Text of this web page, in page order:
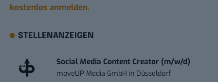
kostenlos anmelden.
STELLENANZEIGEN
Social Media Content Creator (m/w/d)
moveUP Media GmbH in Düsseldorf